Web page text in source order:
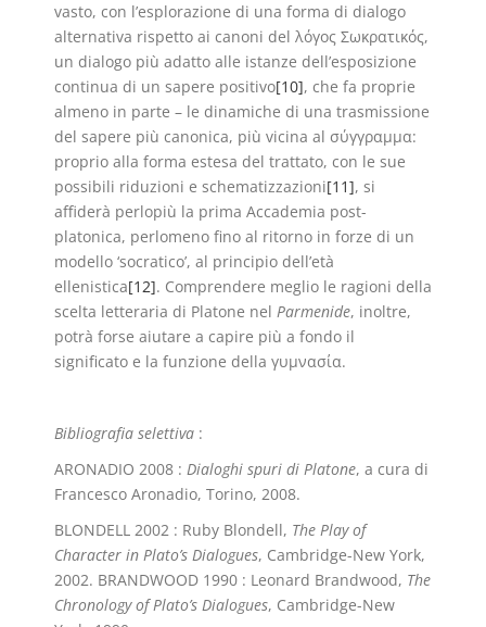
vasto, con l’esplorazione di una forma di dialogo
alternativa rispetto ai canoni del λόγος Σωκρατικός,
un dialogo più adatto alle istanze dell’esposizione
continua di un sapere positivo[10], che fa proprie
almeno in parte – le dinamiche di una trasmissione
del sapere più canonica, più vicina al σύγγραμμα:
proprio alla forma estesa del trattato, con le sue
possibili riduzioni e schematizzazioni[11], si
affiderà perlopiù la prima Accademia post-
platonica, perlomeno fino al ritorno in forze di un
modello ‘socratico’, al principio dell’età
ellenistica[12]. Comprendere meglio le ragioni della
scelta letteraria di Platone nel Parmenide, inoltre,
potrà forse aiutare a capire più a fondo il
significato e la funzione della γυμνασία.
Bibliografia selettiva :
ARONADIO 2008 : Dialoghi spuri di Platone, a cura di
Francesco Aronadio, Torino, 2008.
BLONDELL 2002 : Ruby Blondell, The Play of
Character in Plato’s Dialogues, Cambridge-New York,
2002. BRANDWOOD 1990 : Leonard Brandwood, The
Chronology of Plato’s Dialogues, Cambridge-New